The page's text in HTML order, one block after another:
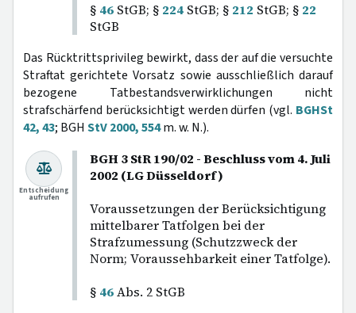
§ 46 StGB; § 224 StGB; § 212 StGB; § 22
StGB
Das Rücktrittsprivileg bewirkt, dass der auf die versuchte
Straftat gerichtete Vorsatz sowie ausschließlich darauf
bezogene Tatbestandsverwirklichungen nicht
strafschärfend berücksichtigt werden dürfen (vgl. BGHSt
42, 43; BGH StV 2000, 554m. w. N.).
BGH 3 StR 190/02 - Beschluss vom 4. Juli
2002 (LG Düsseldorf)
Voraussetzungen der Berücksichtigung
mittelbarer Tatfolgen bei der
Strafzumessung (Schutzzweck der
Norm; Voraussehbarkeit einer Tatfolge).
§ 46Abs. 2 StGB
Entscheidung
aufrufen